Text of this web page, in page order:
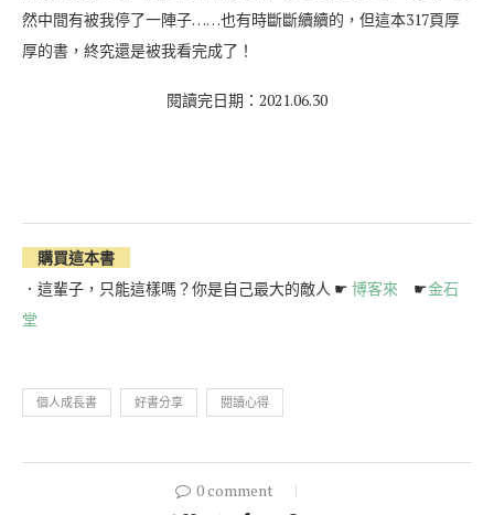
然中間有被我停了一陣子……也有時斷斷續續的，但這本317頁厚
厚的書，終究還是被我看完成了！
閱讀完日期：2021.06.30
購買這本書
．這輩子，只能這樣嗎？你是自己最大的敵人 ☛ 博客來 ☛金石
堂
個人成長書 好書分享 閱讀心得
0 comment